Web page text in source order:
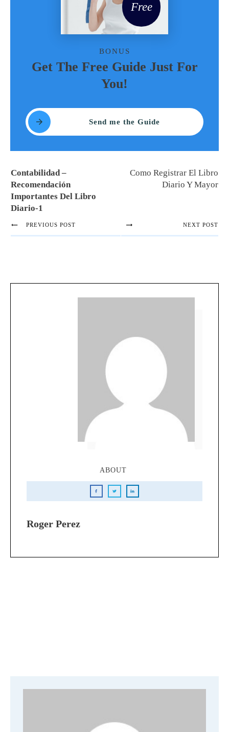
BONUS
Get The Free Guide Just For
You!
Send me the Guide
Free
Contabilidad –
Recomendación
Importantes Del Libro
Diario-1
Como Registrar El Libro
Diario Y Mayor
PREVIOUS POST NEXT POST
ABOUT
Roger Perez